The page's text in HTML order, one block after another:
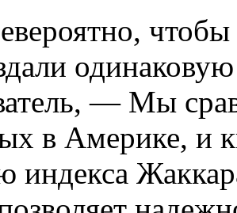
чтобы
— Мы
в Америке, и